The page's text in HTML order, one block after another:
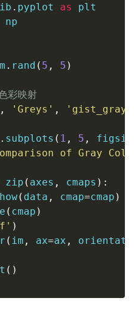
. pyplot as
np
. rand ( 5 , 5 )
彩映射
, 'Greys' , 'gist_gray'
. subplots ( 1 , 5 ,
of Gray
zip ( axes , cmaps ) :
( data , cmap=cmap )
( cmap )
)
( im , ax=ax ,
( )